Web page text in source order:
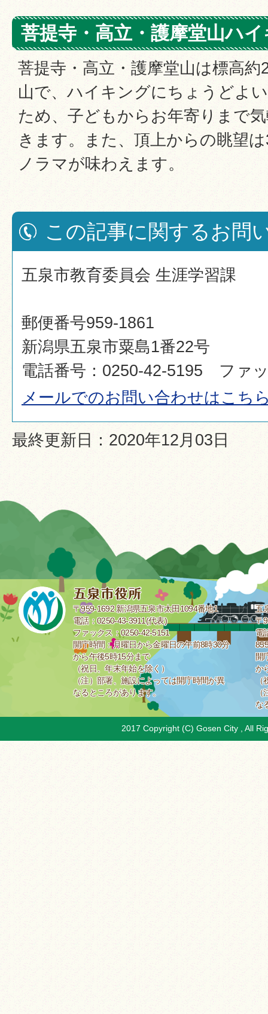
菩提寺・高立・護摩堂山ハ
菩提寺・高立・護摩堂山は標高
山で、ハイキングにちょうどよ
ため、子どもからお年寄りまで
きます。また、頂上からの眺望
ノラマが味わえます。
この記事に関するお問
五泉市教育委員会 生涯学習課
郵便番号959-1861
新潟県五泉市粟島1番22号
電話番号：0250-42-5195 ファ
メールでのお問い合わせはこち
最終更新日：2020年12月03日
〒959-1692 新潟県五泉市太田1094番地1
電話：0250-43-3911(代表)
ファックス：0250-42-5151
開庁時間：月曜日から金曜日の午前8時30分
から午後5時15分まで
（祝日、年末年始を除く）
（注）部署、施設によっては開庁時間が異
なるところがあります。
五
〒
電
開
か
な
2017 Copyright (C) Gosen City , All